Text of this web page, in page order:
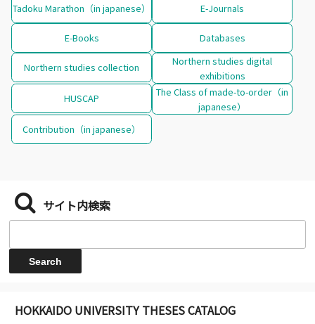
Tadoku Marathon（in japanese） E-Journals
E-Books Databases
Northern studies collection
Northern studies digital
exhibitions
HUSCAP
The Class of made-to-order（in
japanese）
Contribution（in japanese）
サイト内検索
HOKKAIDO UNIVERSITY THESES CATALOG